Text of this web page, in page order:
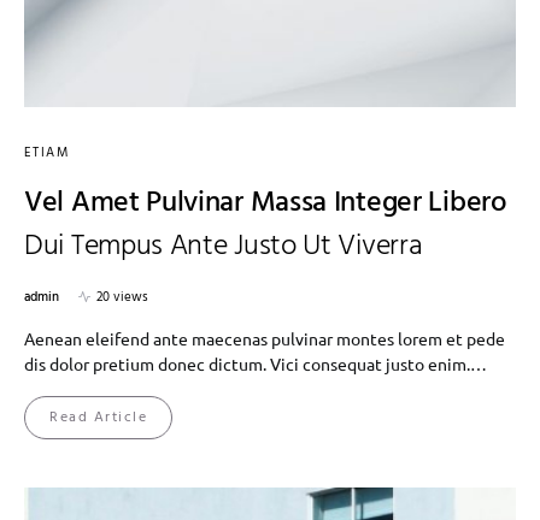
ETIAM
Vel Amet Pulvinar Massa Integer Libero
Dui Tempus Ante Justo Ut Viverra
admin
20 views
Aenean eleifend ante maecenas pulvinar montes lorem et pede
dis dolor pretium donec dictum. Vici consequat justo enim.…
Read Article